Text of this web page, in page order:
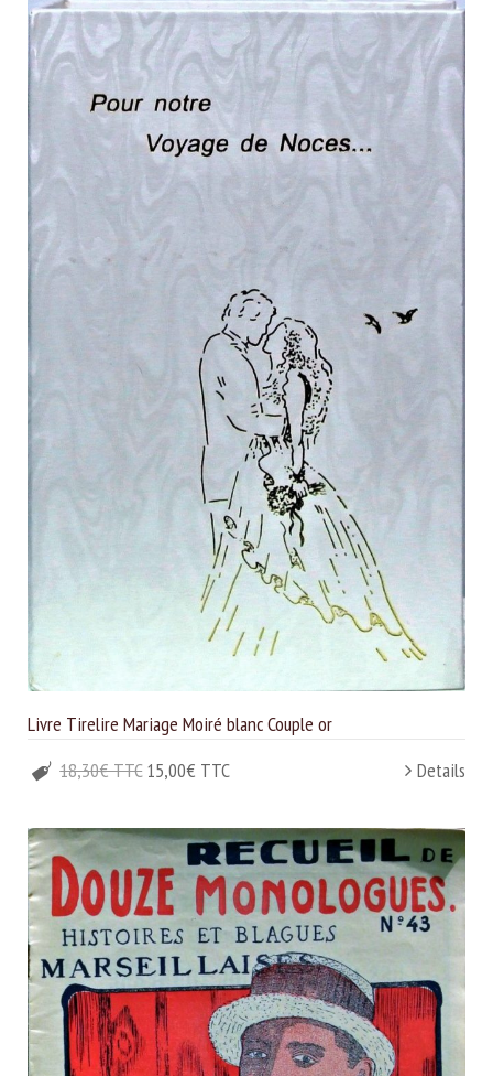
Livre Tirelire Mariage Moiré blanc Couple or
18,30€ TTC 15,00€ TTC Details